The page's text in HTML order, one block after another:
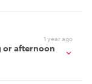
1 year ago
or afternoon